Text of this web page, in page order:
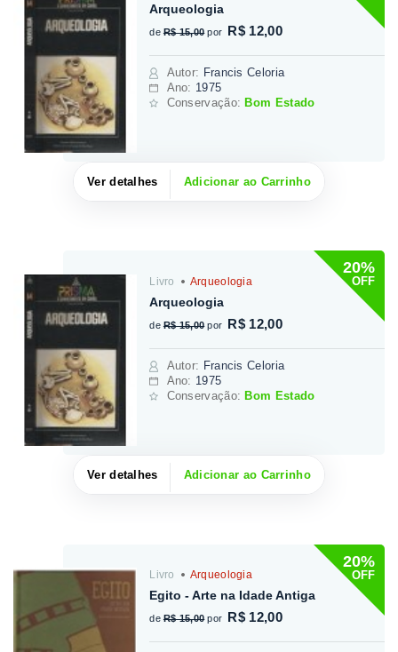
Arqueologia
de R$ 15,00 por R$ 12,00
Autor: Francis Celoria
Ano: 1975
Conservação:Bom Estado
Ver detalhes Adicionar ao Carrinho
20%
OFF
Livro Arqueologia
Arqueologia
de R$ 15,00 por R$ 12,00
Autor: Francis Celoria
Ano: 1975
Conservação: Bom Estado
Ver detalhes Adicionar ao Carrinho
20%
OFF
Livro Arqueologia
Egito - Arte na Idade Antiga
de R$ 15,00 por R$ 12,00